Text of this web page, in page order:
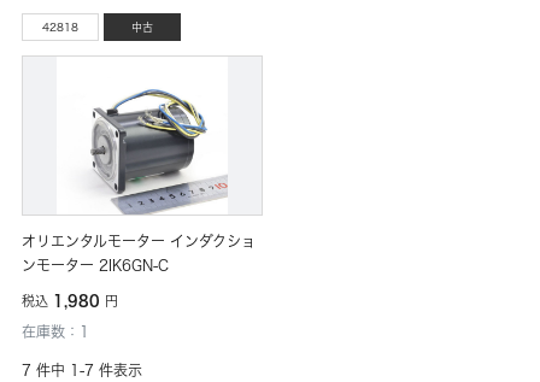
42818 中古
オリエンタルモーター インダクショ
ンモーター 2IK6GN-C
税込 1,980 円
在庫数：1
7 件中 1-7 件表示